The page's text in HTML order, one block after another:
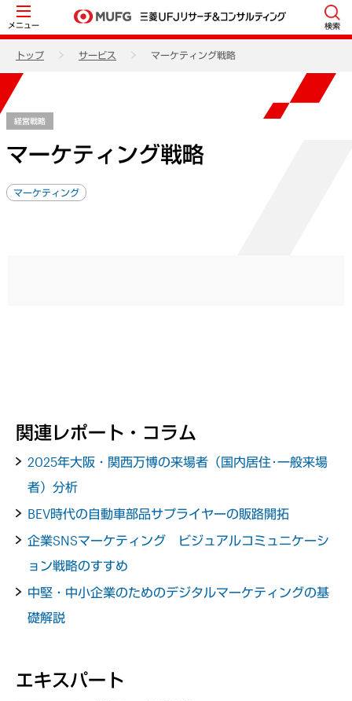
メニュー 検索
トップ サービス マーケティング戦略
経営戦略
マーケティング戦略
マーケティング
関連レポート・コラム
2025年大阪・関西万博の来場者（国内居住･一般来場
者）分析
BEV時代の自動車部品サプライヤーの販路開拓
企業SNSマーケティング ビジュアルコミュニケーシ
ョン戦略のすすめ
中堅・中小企業のためのデジタルマーケティングの基
礎解説
エキスパート